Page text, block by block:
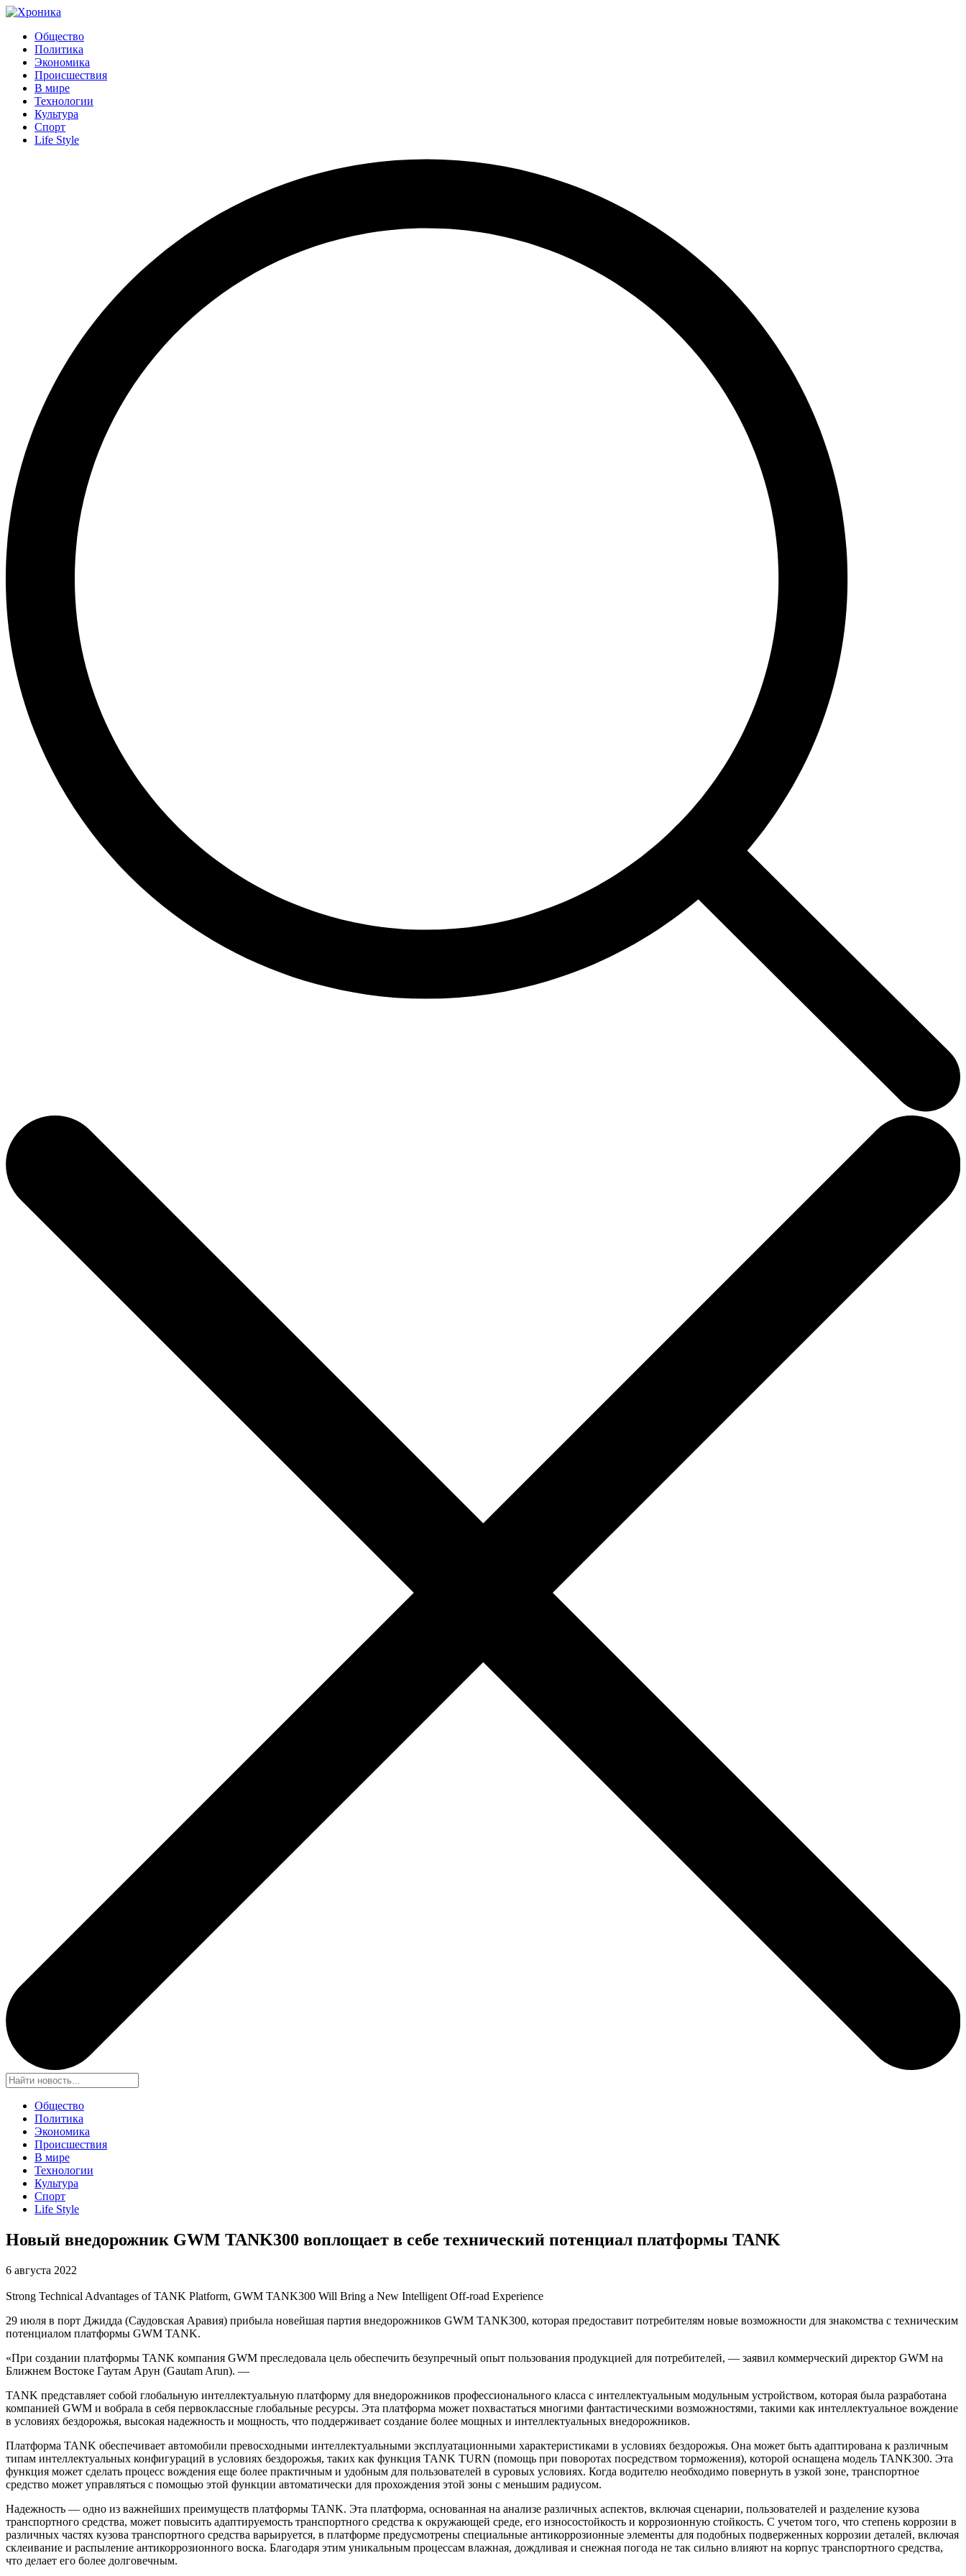
Общество
Политика
Экономика
Происшествия
В мире
Технологии
Культура
Спорт
Life Style
Общество
Политика
Экономика
Происшествия
В мире
Технологии
Культура
Спорт
Life Style
Новый внедорожник GWM TANK300 воплощает в себе технический потенциал платформы TANK
6 августа 2022
Strong Technical Advantages of TANK Platform, GWM TANK300 Will Bring a New Intelligent Off-road Experience
29 июля в порт Джидда (Саудовская Аравия) прибыла новейшая партия внедорожников GWM TANK300, которая предоставит потребителям новые возможности для знакомства с техническим
потенциалом платформы GWM TANK.
«При создании платформы TANK компания GWM преследовала цель обеспечить безупречный опыт пользования продукцией для потребителей, — заявил коммерческий директор GWM на
Ближнем Востоке Гаутам Арун (Gautam Arun). —
TANK представляет собой глобальную интеллектуальную платформу для внедорожников профессионального класса с интеллектуальным модульным устройством, которая была разработана
компанией GWM и вобрала в себя первоклассные глобальные ресурсы. Эта платформа может похвастаться многими фантастическими возможностями, такими как интеллектуальное вождение
в условиях бездорожья, высокая надежность и мощность, что поддерживает создание более мощных и интеллектуальных внедорожников.
Платформа TANK обеспечивает автомобили превосходными интеллектуальными эксплуатационными характеристиками в условиях бездорожья. Она может быть адаптирована к различным
типам интеллектуальных конфигураций в условиях бездорожья, таких как функция TANK TURN (помощь при поворотах посредством торможения), которой оснащена модель TANK300. Эта
функция может сделать процесс вождения еще более практичным и удобным для пользователей в суровых условиях. Когда водителю необходимо повернуть в узкой зоне, транспортное
средство может управляться с помощью этой функции автоматически для прохождения этой зоны с меньшим радиусом.
Надежность — одно из важнейших преимуществ платформы TANK. Эта платформа, основанная на анализе различных аспектов, включая сценарии, пользователей и разделение кузова
транспортного средства, может повысить адаптируемость транспортного средства к окружающей среде, его износостойкость и коррозионную стойкость. С учетом того, что степень коррозии в
различных частях кузова транспортного средства варьируется, в платформе предусмотрены специальные антикоррозионные элементы для подобных подверженных коррозии деталей, включая
склеивание и распыление антикоррозионного воска. Благодаря этим уникальным процессам влажная, дождливая и снежная погода не так сильно влияют на корпус транспортного средства,
что делает его более долговечным.